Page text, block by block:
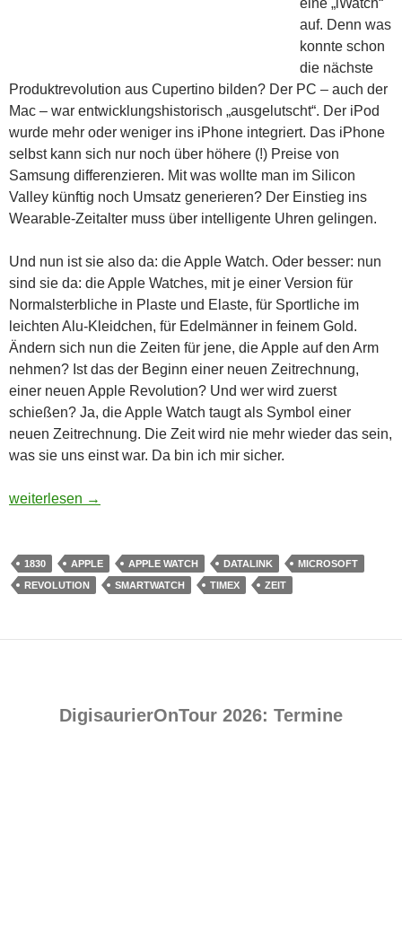
eine „iWatch“
auf. Denn was
konnte schon
die nächste
Produktrevolution aus Cupertino bilden? Der PC – auch der
Mac – war entwicklungshistorisch „ausgelutscht“. Der iPod
wurde mehr oder weniger ins iPhone integriert. Das iPhone
selbst kann sich nur noch über höhere (!) Preise von
Samsung differenzieren. Mit was wollte man im Silicon
Valley künftig noch Umsatz generieren? Der Einstieg ins
Wearable-Zeitalter muss über intelligente Uhren gelingen.
Und nun ist sie also da: die Apple Watch. Oder besser: nun
sind sie da: die Apple Watches, mit je einer Version für
Normalsterbliche in Plaste und Elaste, für Sportliche im
leichten Alu-Kleidchen, für Edelmänner in feinem Gold.
Ändern sich nun die Zeiten für jene, die Apple auf den Arm
nehmen? Ist das der Beginn einer neuen Zeitrechnung,
einer neuen Apple Revolution? Und wer wird zuerst
schießen? Ja, die Apple Watch taugt als Symbol einer
neuen Zeitrechnung. Die Zeit wird nie mehr wieder das sein,
was sie uns einst war. Da bin ich mir sicher.
Uhr und Unterdrückung – Wann wird endlich auf die Apple
weiterlesen →
1830 APPLE APPLE WATCH DATALINK
MICROSOFT
REVOLUTION
SMARTWATCH TIMEX ZEIT
DigisaurierOnTour 2026: Termine